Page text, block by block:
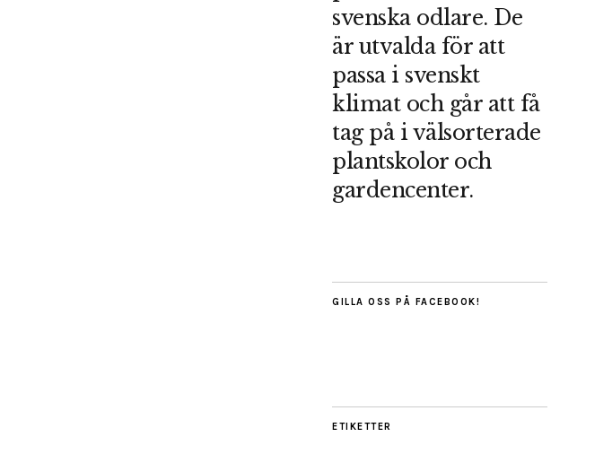
svenska odlare. De
är utvalda för att
passa i svenskt
klimat och går att få
tag på i välsorterade
plantskolor och
gardencenter.
GILLA OSS PÅ FACEBOOK!
ETIKETTER